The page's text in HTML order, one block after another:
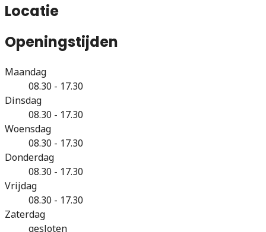
Locatie
Openingstijden
Maandag
08.30 - 17.30
Dinsdag
08.30 - 17.30
Woensdag
08.30 - 17.30
Donderdag
08.30 - 17.30
Vrijdag
08.30 - 17.30
Zaterdag
gesloten